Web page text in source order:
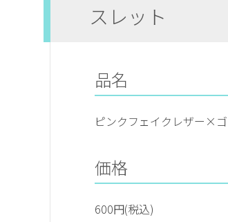
スレット
品名
ピンクフェイクレザー×
価格
600円(税込)